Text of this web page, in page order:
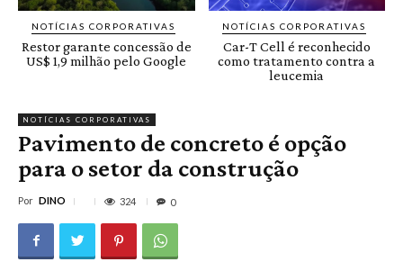
NOTÍCIAS CORPORATIVAS
Restor garante concessão de
US$ 1,9 milhão pelo Google
NOTÍCIAS CORPORATIVAS
Car-T Cell é reconhecido
como tratamento contra a
leucemia